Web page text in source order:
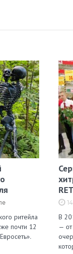
ритейла
почти 12
В
—